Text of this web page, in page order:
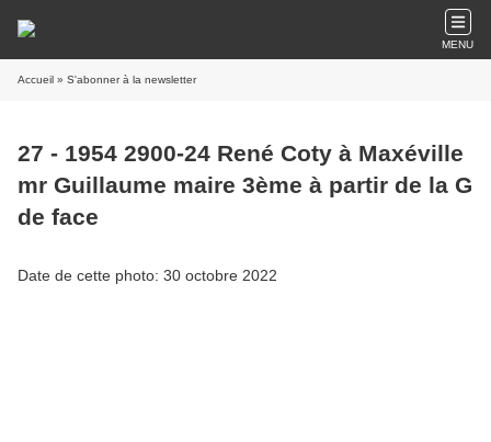
MENU
Accueil » S'abonner à la newsletter
27 - 1954 2900-24 René Coty à Maxéville
mr Guillaume maire 3ème à partir de la G
de face
Date de cette photo: 30 octobre 2022